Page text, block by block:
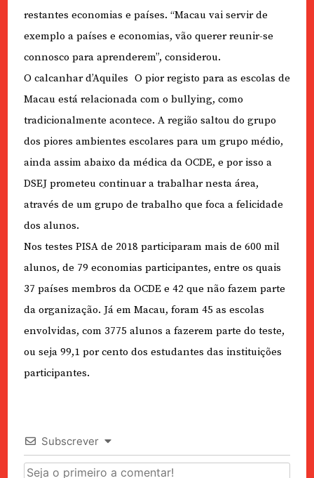
restantes economias e países. “Macau vai servir de
exemplo a países e economias, vão querer reunir-se
connosco para aprenderem”, considerou.
O calcanhar d’Aquiles O pior registo para as escolas de
Macau está relacionada com o bullying, como
tradicionalmente acontece. A região saltou do grupo
dos piores ambientes escolares para um grupo médio,
ainda assim abaixo da médica da OCDE, e por isso a
DSEJ prometeu continuar a trabalhar nesta área,
através de um grupo de trabalho que foca a felicidade
dos alunos.
Nos testes PISA de 2018 participaram mais de 600 mil
alunos, de 79 economias participantes, entre os quais
37 países membros da OCDE e 42 que não fazem parte
da organização. Já em Macau, foram 45 as escolas
envolvidas, com 3775 alunos a fazerem parte do teste,
ou seja 99,1 por cento dos estudantes das instituições
participantes.
Subscrever